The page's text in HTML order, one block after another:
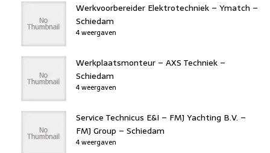
Werkvoorbereider Elektrotechniek – Ymatch –
Schiedam
4 weergaven
Werkplaatsmonteur – AXS Techniek –
Schiedam
4 weergaven
Service Technicus E&I – FMJ Yachting B.V. –
FMJ Group – Schiedam
4 weergaven